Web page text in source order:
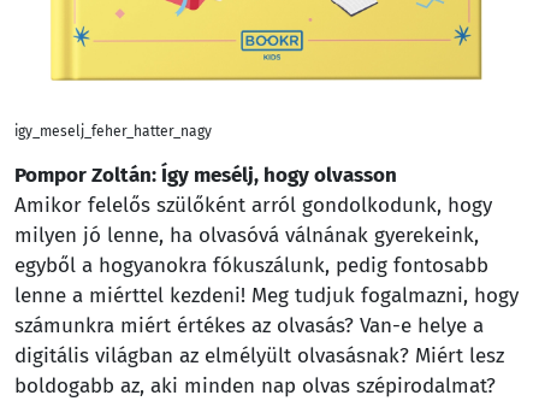
igy_meselj_feher_hatter_nagy
Pompor Zoltán: Így mesélj, hogy olvasson
Amikor felelős szülőként arról gondolkodunk, hogy
milyen jó lenne, ha olvasóvá válnának gyerekeink,
egyből a hogyanokra fókuszálunk, pedig fontosabb
lenne a miérttel kezdeni! Meg tudjuk fogalmazni, hogy
számunkra miért értékes az olvasás? Van-e helye a
digitális világban az elmélyült olvasásnak? Miért lesz
boldogabb az, aki minden nap olvas szépirodalmat?